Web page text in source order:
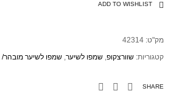
ADD TO WISHLIST
מק"ט: 42314
קטגוריות: שוורצקופ, שמפו לשיער, שמפו לשיער מובהר/
SHARE